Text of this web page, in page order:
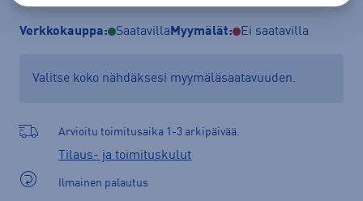
Verkkokauppa: Saatavilla Myymälät: Ei saatavilla
Valitse koko nähdäksesi myymäläsaatavuuden.
Arvioitu toimitusaika 1-3 arkipäivää.
Tilaus- ja toimituskulut
Ilmainen palautus